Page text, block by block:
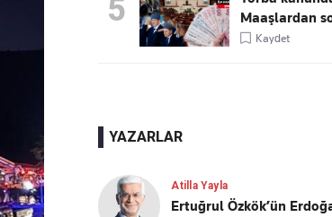
5
Maaşlardan
Kaydet
YAZARLAR
Atilla Yayla
Ertuğrul Özkök’ün